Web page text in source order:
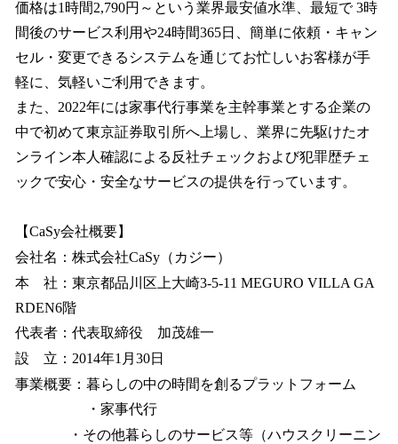
価格は1時間2,790円～という業界最安値水準、最短で 3時
間後のサービス利用や24時間365日、簡単に依頼・キャン
セル・変更できるシステムを通じてお忙しいお客様が手
軽に、気軽いご利用できます。
また、2022年には家事代行事業を主幹事業とする企業の
中で初めて東京証券取引所へ上場し、業界に先駆けたオ
ンライン本人確認による反社チェックおよび犯罪歴チェ
ックで安心・安全なサービスの提供を行っています。
【CaSy会社概要】
会社名：株式会社CaSy（カジー）
本 社：東京都品川区上大崎3-5-11 MEGURO VILLA GA
RDEN6階
代表者：代表取締役 加茂雄一
設 立：2014年1月30日
事業概要：暮らしの中の時間を創るプラットフォーム
・家事代行
・その他暮らしのサービス等（ハウスクリーニン